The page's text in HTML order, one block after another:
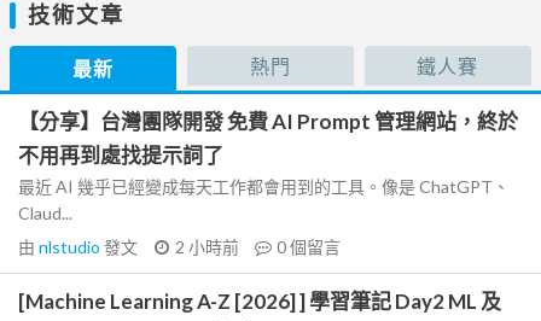
技術文章
最新 熱門 鐵人賽
【分享】台灣團隊開發 免費 AI Prompt 管理網站，終於
不用再到處找提示詞了
最近 AI 幾乎已經變成每天工作都會用到的工具。像是 ChatGPT、
Claud...
由 nlstudio 發文 2 小時前 0個留言
[Machine Learning A-Z [2026] ] 學習筆記 Day2 ML 及